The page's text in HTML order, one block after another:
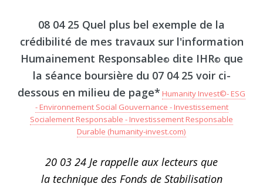
08 04 25 Quel plus bel exemple de la
crédibilité de mes travaux sur l'information
Humainement Responsable© dite IHR© que
la séance boursière du 07 04 25 voir ci-
dessous en milieu de page* Humanity Invest©- ESG
- Environnement Social Gouvernance - Investissement
Socialement Responsable - Investissement Responsable
Durable (humanity-invest.com)
20 03 24 Je rappelle aux lecteurs que
la technique des Fonds de Stabilisation